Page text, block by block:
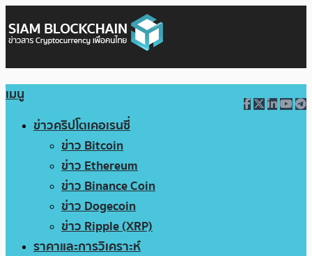
เมนู
ข่าวคริปโตเคอเรนซี่
ข่าว Bitcoin
ข่าว Ethereum
ข่าว Binance Coin
ข่าว Dogecoin
ข่าว Ripple (XRP)
ราคาและการวิเคราะห์